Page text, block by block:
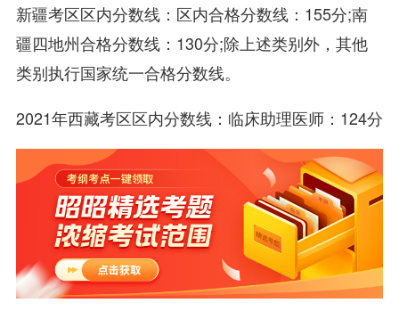
新疆考区区内分数线：区内合格分数线：155分;南
疆四地州合格分数线：130分;除上述类别外，其他
类别执行国家统一合格分数线。
2021年西藏考区区内分数线：临床助理医师：124分